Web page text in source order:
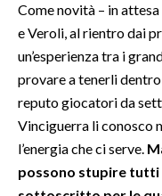
Come novità – in
e Veroli, al rientro dai
un’esperienza tra i
provare a tenerli
reputo giocatori da
Vinciguerra li conosco
l’energia che ci serve.
possono stupire tutti